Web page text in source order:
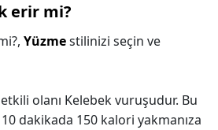
erir mi?
Yüzmestilinizi seçin ve
olanı Kelebek vuruşudur. Bu
dakikada 150 kalori yakmanıza